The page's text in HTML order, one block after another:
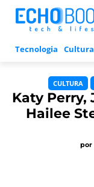
Tecnologia Cultura
CULTURA
Katy Perry,
Hailee
por